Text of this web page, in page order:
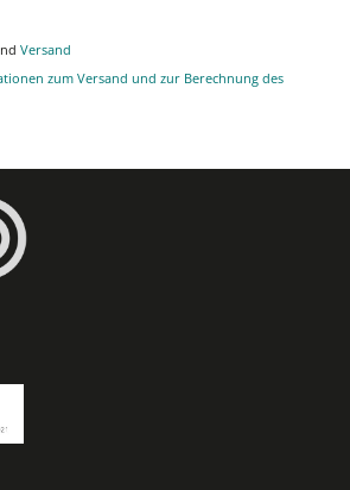
Versand
zum Versand und zur Berechnung des